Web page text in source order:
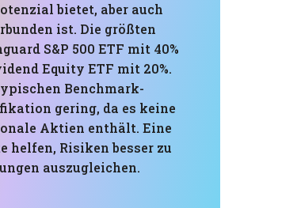
bietet, aber auch
ist. Die größten
S&P 500 ETF mit 40%
Equity ETF mit 20%.
Benchmark-
gering, da es keine
Aktien enthält. Eine
helfen, Risiken besser zu
auszugleichen.